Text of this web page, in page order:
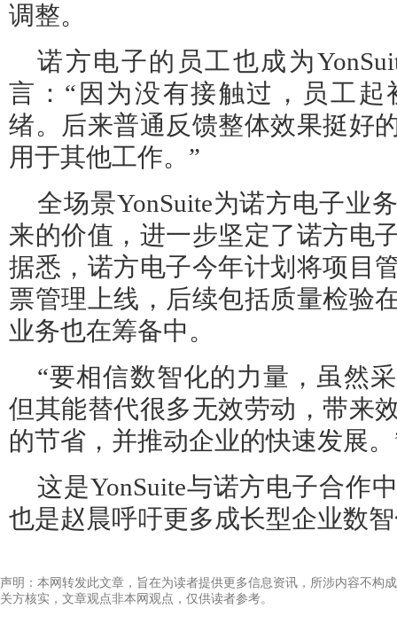
调整。
诺方电子的员工也成为
言：“因为没有接触过，员工起
绪。后来普通反馈整体效果挺好
用于其他工作。”
全场景YonSuite为诺方电子业
来的价值，进一步坚定了诺方电
据悉，诺方电子今年计划将项目
票管理上线，后续包括质量检验
业务也在筹备中。
“要相信数智化的力量，虽然
但其能替代很多无效劳动，带来
的节省，并推动企业的快速发展。
这是YonSuite与诺方电子合作
也是赵晨呼吁更多成长型企业数
声明：本网转发此文章，旨在为读者提供更多信息资讯，所涉内容不构
关方核实，文章观点非本网观点，仅供读者参考。